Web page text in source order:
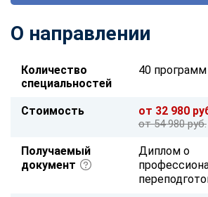
О направлении
Количество
специальностей
40 программ
Стоимость от 32 980
от 54 980 руб.
Получаемый
документ
Диплом о